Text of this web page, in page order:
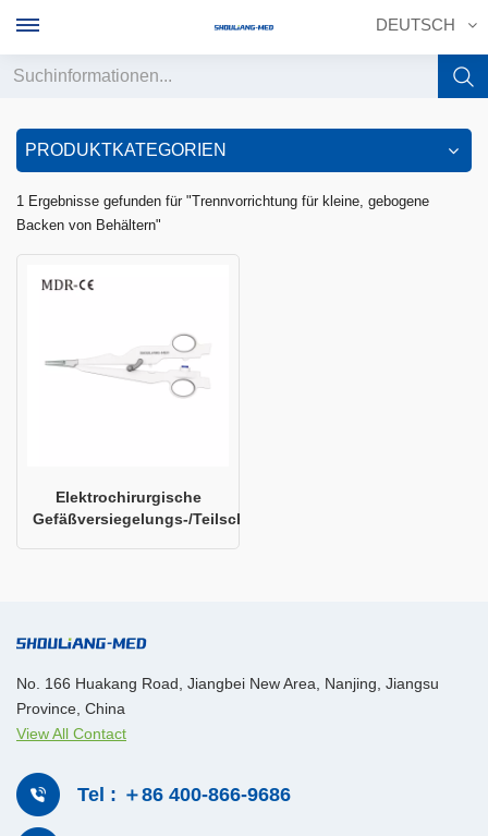
DEUTSCH
English
français
PRODUKTKATEGORIEN
1 Ergebnisse gefunden für "Trennvorrichtung für kleine, gebogene
Backen von Behältern"
Elektrochirurgische
Gefäßversiegelungs-/Teilschere
No. 166 Huakang Road, Jiangbei New Area, Nanjing, Jiangsu
Province, China
View All Contact
Tel : ＋86 400-866-9686